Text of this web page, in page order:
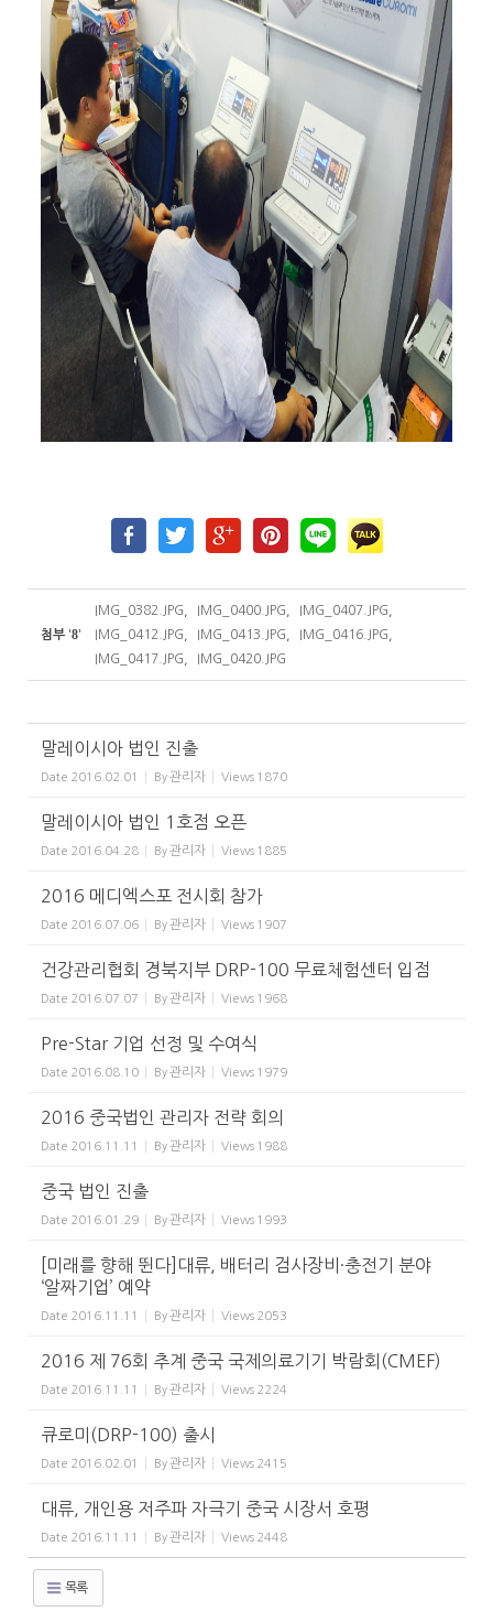
첨부 '8'
IMG_0382.JPG IMG_0400.JPG IMG_0407.JPG
IMG_0412.JPG
IMG_0413.JPG IMG_0416.JPG
IMG_0417.JPG
IMG_0420.JPG
말레이시아 법인 진출
Date 2016.02.01 By관리자 Views 1870
말레이시아 법인 1호점 오픈
Date 2016.04.28 By관리자 Views 1885
2016 메디엑스포 전시회 참가
Date 2016.07.06 By관리자 Views 1907
건강관리협회 경북지부 DRP-100 무료체험센터 입점
Date 2016.07.07 By관리자 Views 1968
Pre-Star 기업 선정 및 수여식
Date 2016.08.10 By관리자 Views 1979
2016 중국법인 관리자 전략 회의
Date 2016.11.11 By관리자 Views 1988
중국 법인 진출
Date 2016.01.29 By관리자 Views 1993
[미래를 향해 뛴다]대류, 배터리 검사장비·충전기 분야
‘알짜기업’ 예약
Date 2016.11.11 By관리자 Views 2053
2016 제 76회 추계 중국 국제의료기기 박람회(CMEF)
Date 2016.11.11 By관리자 Views 2224
큐로미(DRP-100) 출시
Date 2016.02.01 By관리자 Views 2415
대류, 개인용 저주파 자극기 중국 시장서 호평
Date 2016.11.11 By관리자 Views 2448
목록